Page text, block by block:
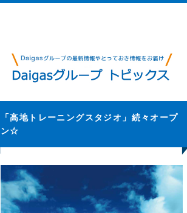
「高地トレーニングスタジオ」続々オープ
ン☆